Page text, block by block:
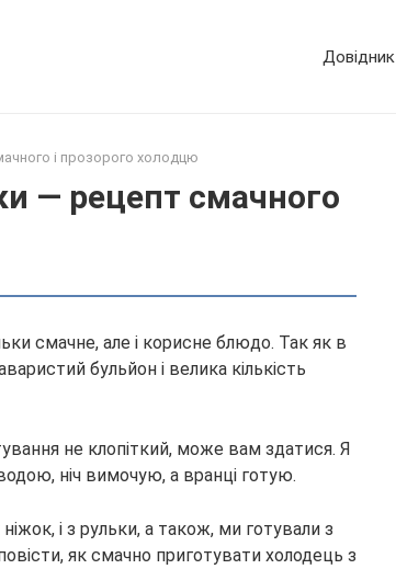
Довідник
і прозорого холодцю
— рецепт смачного
смачне, але і корисне блюдо. Так як в
бульйон і велика кількість
не клопіткий, може вам здатися. Я
ніч вимочую, а вранці готую.
і з рульки, а також, ми готували з
як смачно приготувати холодець з